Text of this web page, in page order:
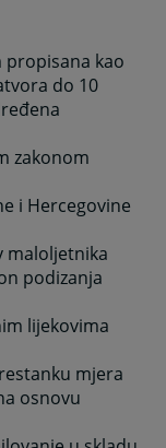
kao
do 10
zakonom
i Hercegovine
podizanja
lijekovima
mjera
osnovu